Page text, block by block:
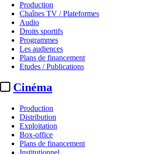
Production
Chaînes TV / Plateformes
Audio
Droits sportifs
Programmes
Les audiences
Plans de financement
Etudes / Publications
Cinéma
Production
Distribution
Exploitation
Box-office
Plans de financement